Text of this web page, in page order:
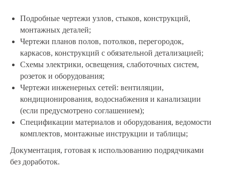
Подробные чертежи узлов, стыков, конструкций,
монтажных деталей;
Чертежи планов полов, потолков, перегородок,
каркасов, конструкций с обязательной детализацией;
Схемы электрики, освещения, слаботочных систем,
розеток и оборудования;
Чертежи инженерных сетей: вентиляции,
кондиционирования, водоснабжения и канализации
(если предусмотрено соглашением);
Спецификации материалов и оборудования, ведомости
комплектов, монтажные инструкции и таблицы;
Документация, готовая к использованию подрядчиками
без доработок.